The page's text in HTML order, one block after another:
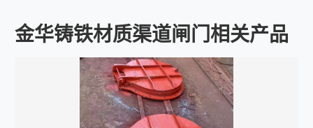
金华铸铁材质渠道闸门相关产品